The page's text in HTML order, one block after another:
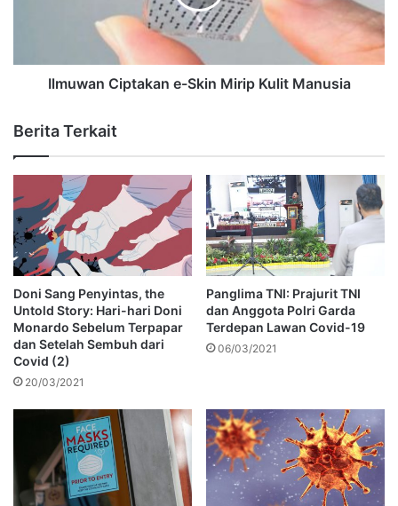
Ilmuwan Ciptakan e-Skin Mirip Kulit Manusia
Berita Terkait
Doni Sang Penyintas, the
Untold Story: Hari-hari Doni
Monardo Sebelum Terpapar
dan Setelah Sembuh dari
Covid (2)
20/03/2021
Panglima TNI: Prajurit TNI
dan Anggota Polri Garda
Terdepan Lawan Covid-19
06/03/2021